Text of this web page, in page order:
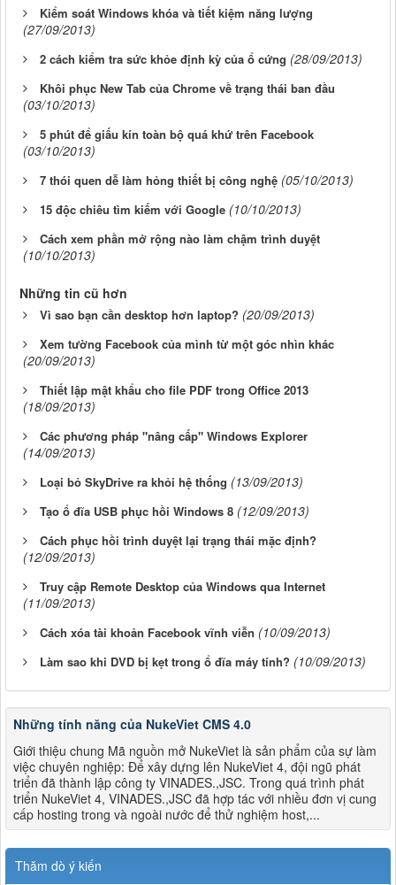
Kiểm soát Windows khóa và tiết kiệm năng lượng
(27/09/2013)
2 cách kiểm tra sức khỏe định kỳ của ổ cứng (28/09/2013)
Khôi phục New Tab của Chrome về trạng thái ban đầu
(03/10/2013)
5 phút để giấu kín toàn bộ quá khứ trên Facebook
(03/10/2013)
7 thói quen dễ làm hỏng thiết bị công nghệ (05/10/2013)
15 độc chiêu tìm kiếm với Google (10/10/2013)
Cách xem phần mở rộng nào làm chậm trình duyệt
(10/10/2013)
Những tin cũ hơn
Vì sao bạn cần desktop hơn laptop? (20/09/2013)
Xem tường Facebook của mình từ một góc nhìn khác
(20/09/2013)
Thiết lập mật khẩu cho file PDF trong Office 2013
(18/09/2013)
Các phương pháp "nâng cấp" Windows Explorer
(14/09/2013)
Loại bỏ SkyDrive ra khỏi hệ thống (13/09/2013)
Tạo ổ đĩa USB phục hồi Windows 8 (12/09/2013)
Cách phục hồi trình duyệt lại trạng thái mặc định?
(12/09/2013)
Truy cập Remote Desktop của Windows qua Internet
(11/09/2013)
Cách xóa tài khoản Facebook vĩnh viễn (10/09/2013)
Làm sao khi DVD bị kẹt trong ổ đĩa máy tính? (10/09/2013)
Những tính năng của NukeViet CMS 4.0
Giới thiệu chung Mã nguồn mở NukeViet là sản phẩm của sự làm
việc chuyên nghiệp: Để xây dựng lên NukeViet 4, đội ngũ phát
triển đã thành lập công ty VINADES.,JSC. Trong quá trình phát
triển NukeViet 4, VINADES.,JSC đã hợp tác với nhiều đơn vị cung
cấp hosting trong và ngoài nước để thử nghiệm host,...
Thăm dò ý kiến